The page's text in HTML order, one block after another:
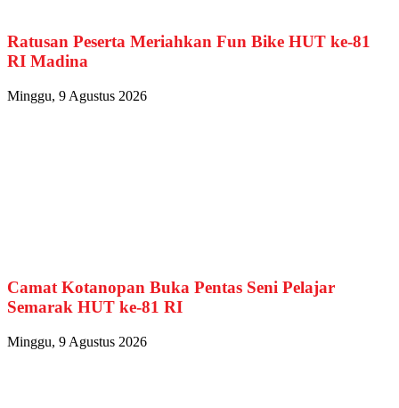
Ratusan Peserta Meriahkan Fun Bike HUT ke-81
RI Madina
Minggu, 9 Agustus 2026
Camat Kotanopan Buka Pentas Seni Pelajar
Semarak HUT ke-81 RI
Minggu, 9 Agustus 2026